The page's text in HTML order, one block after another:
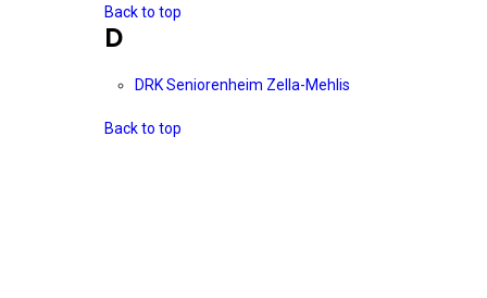
Back to top
D
DRK Seniorenheim Zella-Mehlis
Back to top